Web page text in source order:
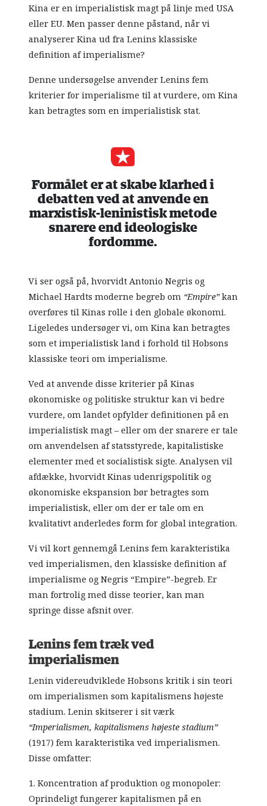
Kina er en imperialistisk magt på linje med USA
eller EU. Men passer denne påstand, når vi
analyserer Kina ud fra Lenins klassiske
definition af imperialisme?
Denne undersøgelse anvender Lenins fem
kriterier for imperialisme til at vurdere, om Kina
kan betragtes som en imperialistisk stat.
Formålet er at skabe klarhed i
debatten ved at anvende en
marxistisk-leninistisk metode
snarere end ideologiske
fordomme.
Vi ser også på, hvorvidt Antonio Negris og
Michael Hardts moderne begreb om “Empire”kan
overføres til Kinas rolle i den globale økonomi.
Ligeledes undersøger vi, om Kina kan betragtes
som et imperialistisk land i forhold til Hobsons
klassiske teori om imperialisme.
Ved at anvende disse kriterier på Kinas
økonomiske og politiske struktur kan vi bedre
vurdere, om landet opfylder definitionen på en
imperialistisk magt – eller om der snarere er tale
om anvendelsen af statsstyrede, kapitalistiske
elementer med et socialistisk sigte. Analysen vil
afdække, hvorvidt Kinas udenrigspolitik og
økonomiske ekspansion bør betragtes som
imperialistisk, eller om der er tale om en
kvalitativt anderledes form for global integration.
Vi vil kort gennemgå Lenins fem karakteristika
ved imperialismen, den klassiske definition af
imperialisme og Negris “Empire”-begreb. Er
man fortrolig med disse teorier, kan man
springe disse afsnit over.
Lenins fem træk ved
imperialismen
Lenin videreudviklede Hobsons kritik i sin teori
om imperialismen som kapitalismens højeste
stadium. Lenin skitserer i sit værk
“Imperialismen, kapitalismens højeste stadium”
(1917) fem karakteristika ved imperialismen.
Disse omfatter:
1. Koncentration af produktion og monopoler:
Oprindeligt fungerer kapitalismen på en